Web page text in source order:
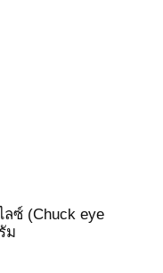
ลซ์ (Chuck eye
ม